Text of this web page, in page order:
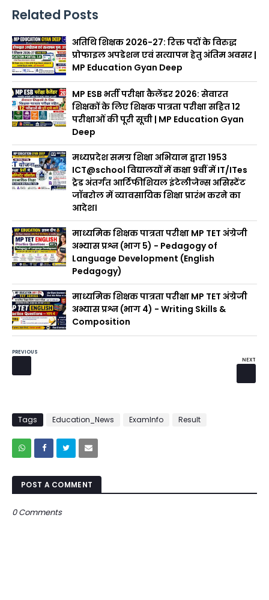
Related Posts
अतिथि शिक्षक 2026-27: रिक्त पदों के विरुद्ध
प्रोफाइल अपडेशन एवं सत्यापन हेतु अंतिम अवसर |
MP Education Gyan Deep
MP ESB भर्ती परीक्षा कैलेंडर 2026: सेवारत
शिक्षकों के लिए शिक्षक पात्रता परीक्षा सहित 12
परीक्षाओं की पूरी सूची | MP Education Gyan
Deep
मध्यप्रदेश समग्र शिक्षा अभियान द्वारा 1953
ICT@school विद्यालयों में कक्षा 9वीं में IT/ITes
ट्रेड अंतर्गत आर्टिफीशियल इंटेलीजेन्स असिस्टेंट
जॉबरोल में व्यावसायिक शिक्षा प्रारंभ करने का
आदेश।
माध्यमिक शिक्षक पात्रता परीक्षा MP TET अंग्रेजी
अभ्यास प्रश्न (भाग 5) - Pedagogy of
Language Development (English
Pedagogy)
माध्यमिक शिक्षक पात्रता परीक्षा MP TET अंग्रेजी
अभ्यास प्रश्न (भाग 4) - Writing Skills &
Composition
PREVIOUS
NEXT
Tags Education_News ExamInfo Result
POST A COMMENT
0 Comments